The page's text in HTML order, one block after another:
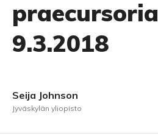
praecursoria
9.3.2018
Seija Johnson
Jyväskylän yliopisto